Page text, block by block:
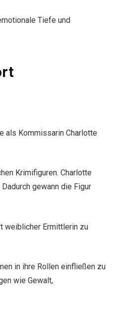
Tiefe und
als Kommissarin Charlotte
Krimifiguren. Charlotte
gewann die Figur
weiblicher Ermittlerin zu
in ihre Rollen einfließen zu
wie Gewalt,